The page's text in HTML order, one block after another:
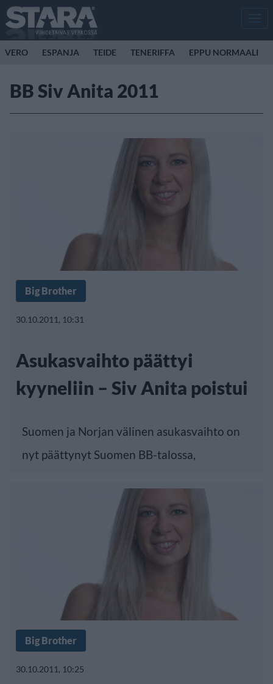
VERO ESPANJA TEIDE TENERIFFA EPPU NORMAALI
BB Siv Anita 2011
Big Brother
30.10.2011, 10:31
Asukasvaihto päättyi
kyyneliin – Siv Anita poistui
Suomen ja Norjan välinen asukasvaihto on
nyt päättynyt Suomen BB-talossa,
Big Brother
30.10.2011, 10:25